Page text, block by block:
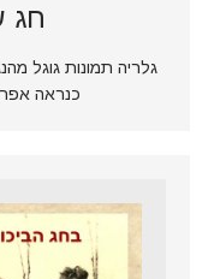
חג
כנראה